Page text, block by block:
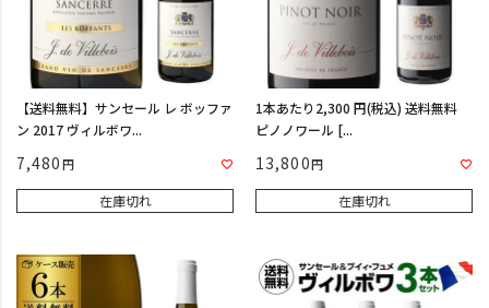
【送料無料】サンセール レ ボッファ
ン 2017 ヴィルボワ...
7,480
在庫切れ
1本あたり2,300 円(税込) 送料無料
ピノノワール [...
13,800
在庫切れ